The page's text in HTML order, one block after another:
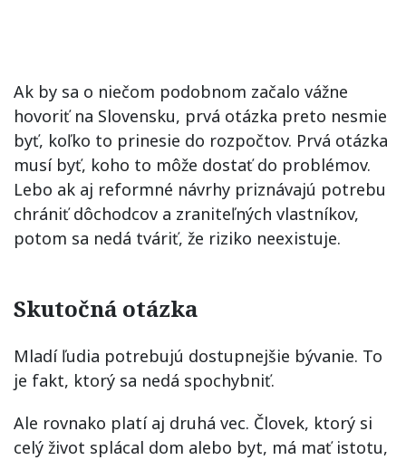
Ak by sa o niečom podobnom začalo vážne
hovoriť na Slovensku, prvá otázka preto nesmie
byť, koľko to prinesie do rozpočtov. Prvá otázka
musí byť, koho to môže dostať do problémov.
Lebo ak aj reformné návrhy priznávajú potrebu
chrániť dôchodcov a zraniteľných vlastníkov,
potom sa nedá tváriť, že riziko neexistuje.
Skutočná otázka
Mladí ľudia potrebujú dostupnejšie bývanie. To
je fakt, ktorý sa nedá spochybniť.
Ale rovnako platí aj druhá vec. Človek, ktorý si
celý život splácal dom alebo byt, má mať istotu,